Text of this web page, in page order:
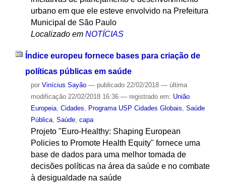
urbano em que ele esteve envolvido na Prefeitura
Municipal de São Paulo
Localizado em NOTÍCIAS
Índice europeu fornece bases para criação de
políticas públicas em saúde
por Vinícius Sayão — publicado22/02/2018 — última
modificação22/02/2018 16:36 — registrado em: União
Europeia, Cidades Programa USP Cidades Globais Saúde
Pública, Saúde, capa
Projeto "Euro-Healthy: Shaping European
Policies to Promote Health Equity" fornece uma
base de dados para uma melhor tomada de
decisões políticas na área da saúde e no combate
à desigualdade na saúde